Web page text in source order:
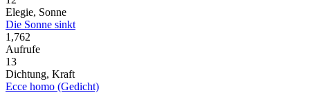
Elegie, Sonne
Die Sonne sinkt
1,762
Aufrufe
13
Dichtung, Kraft
Ecce homo (Gedicht)